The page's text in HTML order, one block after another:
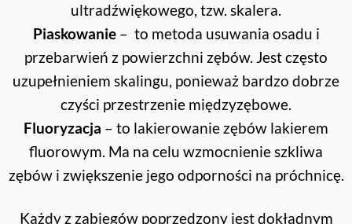
ultradźwiękowego, tzw. skalera.
Piaskowanie– to metoda usuwania osadu i
przebarwień z powierzchni zębów. Jest często
uzupełnieniem skalingu, ponieważ bardzo dobrze
czyści przestrzenie międzyzębowe.
Fluoryzacja – to lakierowanie zębów lakierem
fluorowym. Ma na celu wzmocnienie szkliwa
zębów i zwiększenie jego odporności na próchnicę.
Każdy z zabiegów poprzedzony jest dokładnym